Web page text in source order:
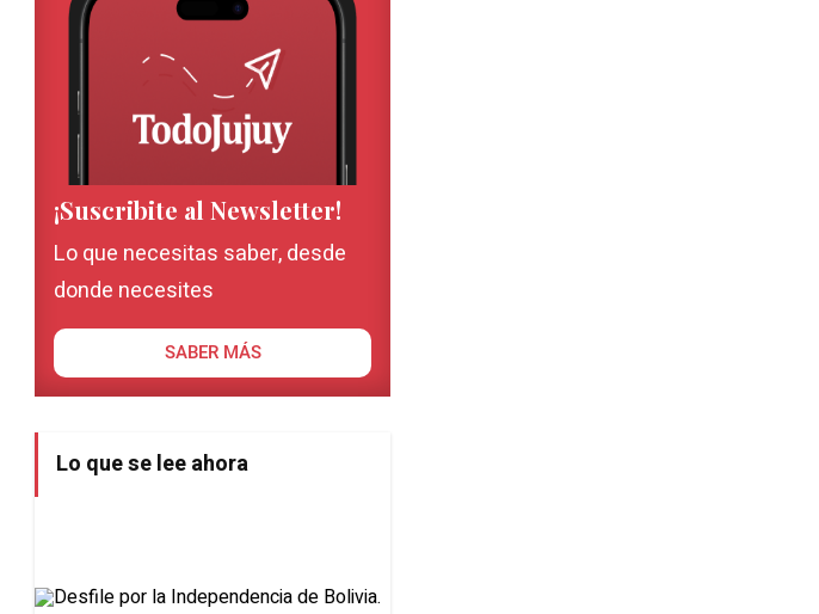
¡Suscribite al Newsletter!
Lo que necesitas saber, desde
donde necesites
SABER MÁS
Lo que se lee ahora